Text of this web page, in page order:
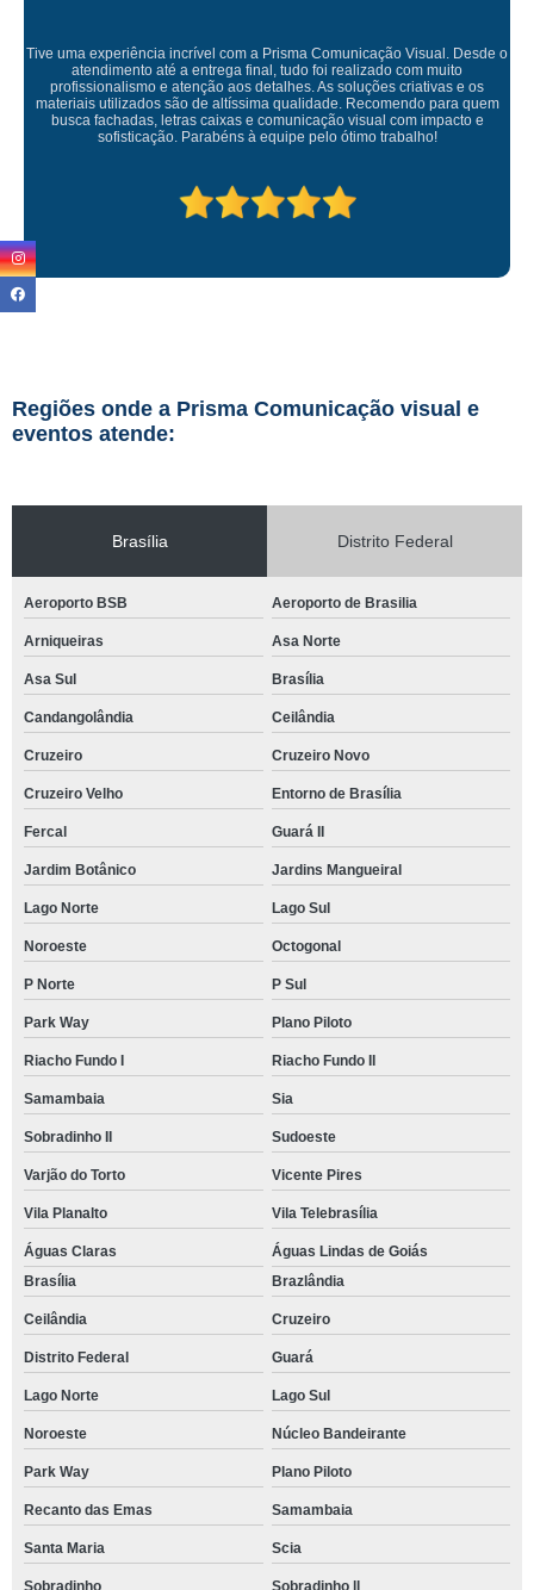
Visual. Desde o
com muito
criativas e os
para quem
com impacto e
Empresa maravilhosa, entregue antes do prazo
ficou perfeita, indico de olhos
Regiões onde a Prisma Comunicação visual e
eventos atende:
Brasília Distrito Federal
Aeroporto BSB Aeroporto de Brasilia
Arniqueiras Asa Norte
Asa Sul Brasília
Candangolândia Ceilândia
Cruzeiro Cruzeiro Novo
Cruzeiro Velho Entorno de Brasília
Fercal Guará II
Jardim Botânico Jardins Mangueiral
Lago Norte Lago Sul
Noroeste Octogonal
P Norte P Sul
Park Way Plano Piloto
Riacho Fundo I Riacho Fundo II
Samambaia Sia
Sobradinho II Sudoeste
Varjão do Torto Vicente Pires
Vila Planalto Vila Telebrasília
Águas Claras
Águas Lindas de Goiás
Brasília
Brazlândia
Ceilândia Cruzeiro
Distrito Federal Guará
Lago Norte Lago Sul
Noroeste Núcleo Bandeirante
Park Way Plano Piloto
Recanto das Emas Samambaia
Santa Maria Scia
Sobradinho Sobradinho ll